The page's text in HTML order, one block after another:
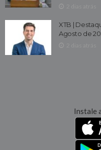
XTB |
Agosto de
Instale